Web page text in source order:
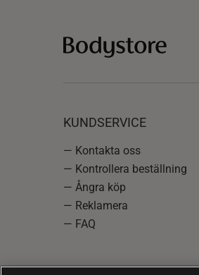
KUNDSERVICE
— Kontakta oss
— Kontrollera beställning
— Ångra köp
— Reklamera
— FAQ